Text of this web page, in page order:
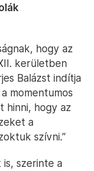
hogy az
kerületben
Balázst indítja
momentumos
hinni, hogy az
a
szívni.”
is, szerinte a